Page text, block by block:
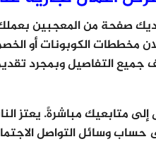
صفحة من المعجبين
مخططات الكوبونات أو
جميع التفاصيل وبمجرد
متابعيك مباشرةً. يعتز
حساب وسائل التواصل